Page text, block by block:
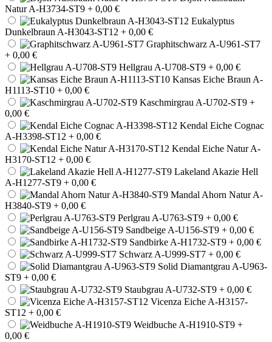
Natur A-H3734-ST9 + 0,00 €
Eukalyptus
Dunkelbraun A-H3043-ST12 + 0,00 €
Graphitschwarz A-U961-ST7
+ 0,00 €
Hellgrau A-U708-ST9 + 0,00 €
Kansas Eiche Braun A-
H1113-ST10 + 0,00 €
Kaschmirgrau A-U702-ST9 +
0,00 €
Kendal Eiche Cognac
A-H3398-ST12 + 0,00 €
Kendal Eiche Natur A-
H3170-ST12 + 0,00 €
Lakeland Akazie Hell
A-H1277-ST9 + 0,00 €
Mandal Ahorn Natur A-
H3840-ST9 + 0,00 €
Perlgrau A-U763-ST9 + 0,00 €
Sandbeige A-U156-ST9 + 0,00 €
Sandbirke A-H1732-ST9 + 0,00 €
Schwarz A-U999-ST7 + 0,00 €
Solid Diamantgrau A-U963-
ST9 + 0,00 €
Staubgrau A-U732-ST9 + 0,00 €
Vicenza Eiche A-H3157-
ST12 + 0,00 €
Weidbuche A-H1910-ST9 +
0,00 €